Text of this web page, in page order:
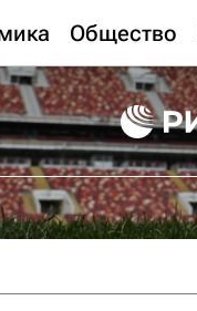
Общество